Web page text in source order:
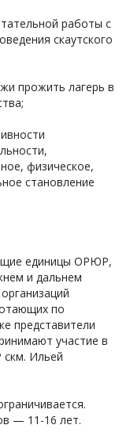
работы с
скаутского
прожить лагерь в
физическое,
становление
единицы ОРЮР,
и дальнем
по
представители
участие в
Ильей
— 11-16 лет.